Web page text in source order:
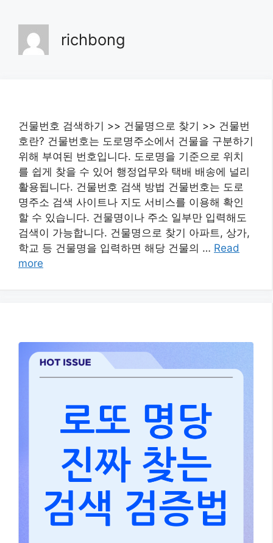
content
richbong
건물번호 검색하기 >> 건물명으로 찾기 >> 건물번
호란? 건물번호는 도로명주소에서 건물을 구분하기
위해 부여된 번호입니다. 도로명을 기준으로 위치
를 쉽게 찾을 수 있어 행정업무와 택배 배송에 널리
활용됩니다. 건물번호 검색 방법 건물번호는 도로
명주소 검색 사이트나 지도 서비스를 이용해 확인
할 수 있습니다. 건물명이나 주소 일부만 입력해도
검색이 가능합니다. 건물명으로 찾기 아파트, 상가,
학교 등 건물명을 입력하면 해당 건물의 … Read
more